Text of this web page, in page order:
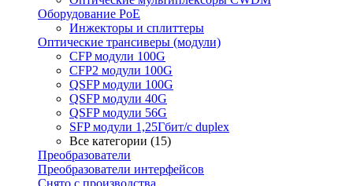
Оборудование PoE
Инжекторы и сплиттеры
Оптические трансиверы (модули)
CFP модули 100G
CFP2 модули 100G
QSFP модули 100G
QSFP модули 40G
QSFP модули 56G
SFP модули 1,25Гбит/с duplex
Все категории (15)
Преобразователи
Преобразователи интерфейсов
Снято с производства